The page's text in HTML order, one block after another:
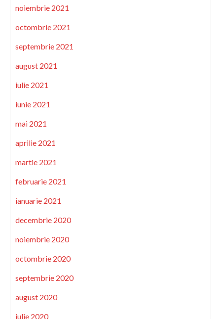
noiembrie 2021
octombrie 2021
septembrie 2021
august 2021
iulie 2021
iunie 2021
mai 2021
aprilie 2021
martie 2021
februarie 2021
ianuarie 2021
decembrie 2020
noiembrie 2020
octombrie 2020
septembrie 2020
august 2020
iulie 2020